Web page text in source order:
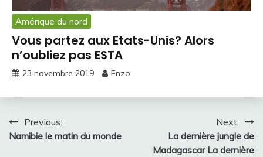
Amérique du nord
Vous partez aux Etats-Unis? Alors
n’oubliez pas ESTA
23 novembre 2019 Enzo
Navigation
de
Previous:
Namibie le matin du monde
Next:
La dernière jungle de
Madagascar La dernière